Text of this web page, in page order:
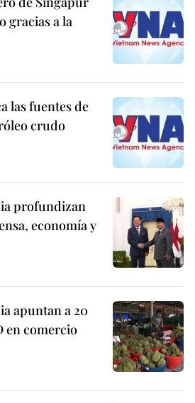
gracias a la
las fuentes de
crudo
profundizan
economía y
apuntan a 20
en comercio